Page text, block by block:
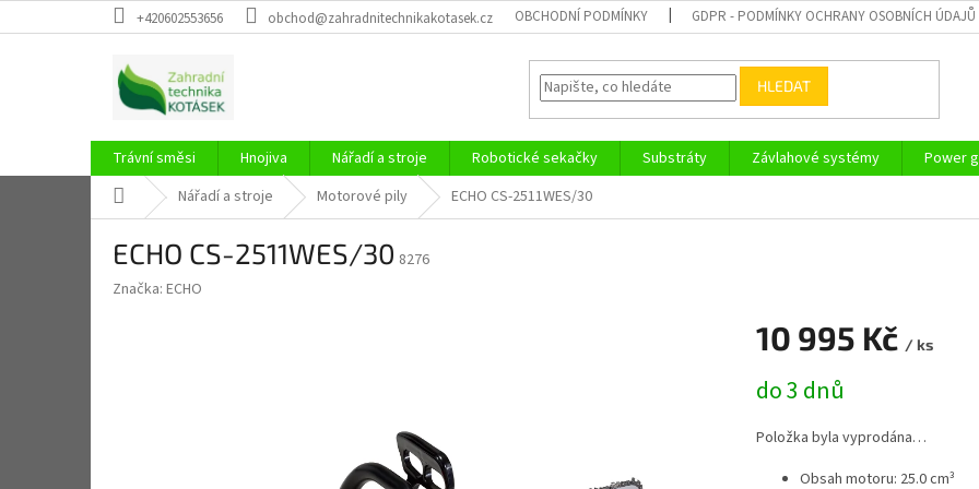
na
+420602553656 obchod@zahradnitechnikakotasek.cz OBCHODNÍ PODMÍNKY GDPR - PODMÍNKY OCHRANY OSOBNÍCH ÚDAJŮ
HLEDAT
Trávní směsi Hnojiva Nářadí a stroje Robotické sekačky Substráty Závlahové systémy Power
Domů Nářadí a stroje Motorové pily ECHO CS-2511WES/30
ECHO CS-2511WES/30 8276
Značka: ECHO
10 995 Kč / ks
cena:
do 3 dnů
Položka byla vyprodána…
Obsah motoru: 25.0 cm³